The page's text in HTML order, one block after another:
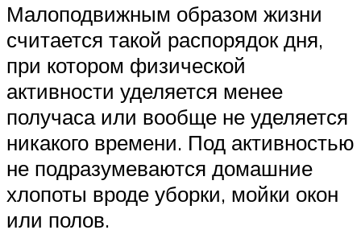
Малоподвижным образом жизни
считается такой распорядок дня,
при котором физической
активности уделяется менее
получаса или вообще не уделяется
никакого времени. Под активностью
не подразумеваются домашние
хлопоты вроде уборки, мойки окон
или полов.